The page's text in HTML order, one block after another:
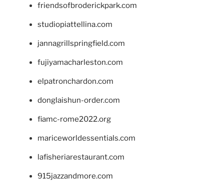
friendsofbroderickpark.com
studiopiattellina.com
jannagrillspringfield.com
fujiyamacharleston.com
elpatronchardon.com
donglaishun-order.com
fiamc-rome2022.org
mariceworldessentials.com
lafisheriarestaurant.com
915jazzandmore.com